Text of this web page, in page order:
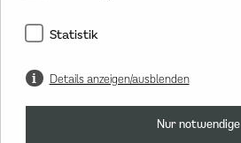
Statistik
Details anzeigen/ausblenden
Nur notwendige